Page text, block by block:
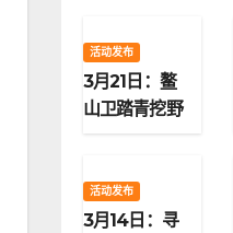
活动发布
3月21日：鳌
山卫踏青挖野
活动发布
3月14日：寻